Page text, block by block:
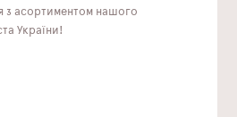
з асортиментом нашого
України!